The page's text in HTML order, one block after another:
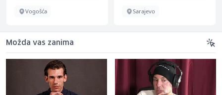
Vogošća Sarajevo
Možda vas zanima